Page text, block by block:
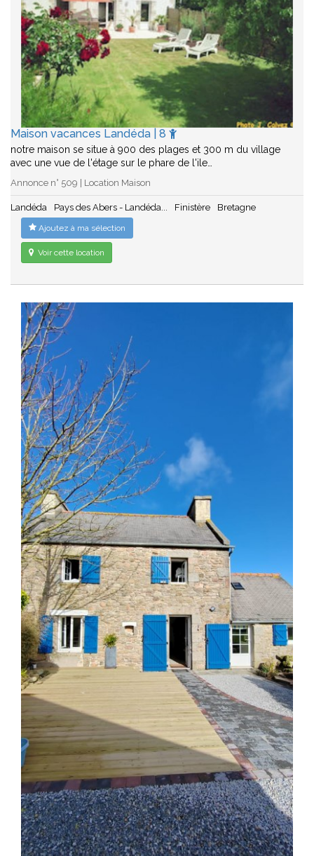
Maison vacances Landéda | 8
notre maison se situe à 900 des plages et 300 m du village
avec une vue de l'étage sur le phare de l'ile…
Annonce n° 509 | Location Maison
Landéda Pays des Abers - Landéda... Finistère Bretagne
Ajoutez à ma sélection
Voir cette location